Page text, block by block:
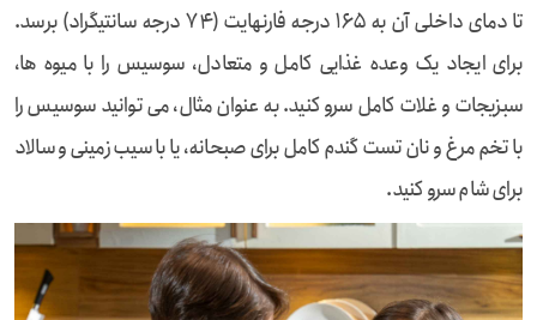
تا دمای داخلی آن به ۱۶۵ درجه فارنهایت (۷۴ درجه سانتیگراد) برسد.
برای ایجاد یک وعده غذایی کامل و متعادل، سوسیس را با میوه ها،
سبزیجات و غلات کامل سرو کنید. به عنوان مثال، می توانید سوسیس را
با تخم مرغ و نان تست گندم کامل برای صبحانه، یا با سیب زمینی و سالاد
برای شام سرو کنید.